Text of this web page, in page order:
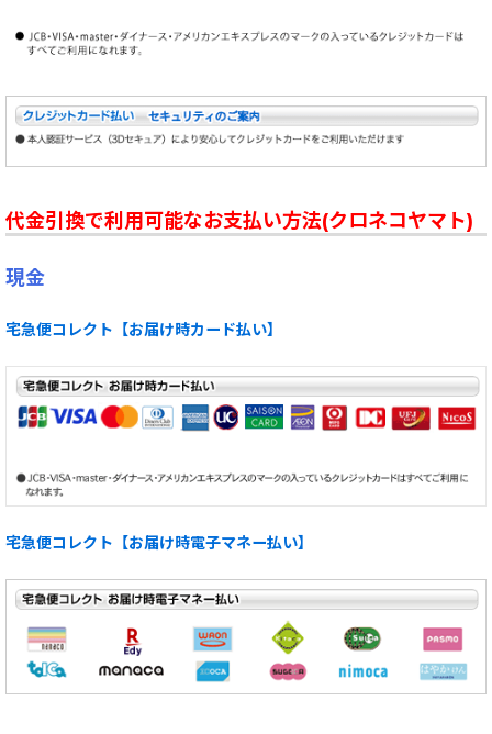
代金引換で利用可能なお支払い方法(クロネコヤマト)
現金
宅急便コレクト【お届け時カード払い】
宅急便コレクト【お届け時電子マネー払い】